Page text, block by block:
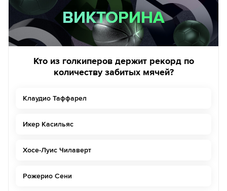
ВИКТОРИНА
ВИКТОРИНА
Кто из голкиперов держит рекорд по
количеству забитых мячей?
Клаудио Таффарел
Икер Касильяс
Хосе-Луис Чилаверт
Рожерио Сени